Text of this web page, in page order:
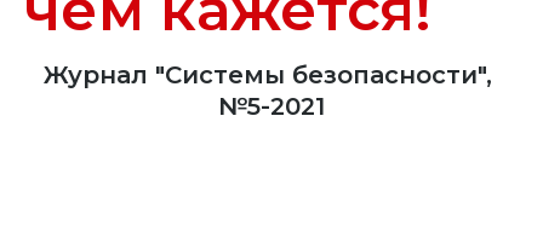
Журнал "Системы безопасности",
№5-2021